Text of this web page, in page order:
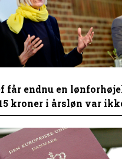
får endnu en
kroner i årsløn var